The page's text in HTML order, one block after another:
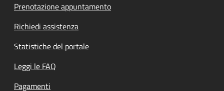
Prenotazione appuntamento
Richiedi assistenza
Statistiche del portale
Leggi le FAQ
Pagamenti